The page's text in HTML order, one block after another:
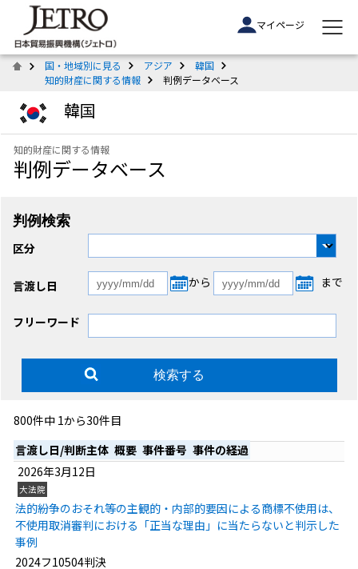
マイページ
国・地域別に見る アジア
韓国
知的財産に関する情報
判例データベース
韓国
知的財産に関する情報
判例データベース
判例検索
区分
言渡し日 から まで
フリーワード
検索する
800件中 1から30件目
言渡し日/判断主体 概要 事件番号 事件の経過
2026年3月12日
大法院
法的紛争のおそれ等の主観的・内部的要因による商標不使用は、
不使用取消審判における「正当な理由」に当たらないと判示した
事例
2024フ10504判決